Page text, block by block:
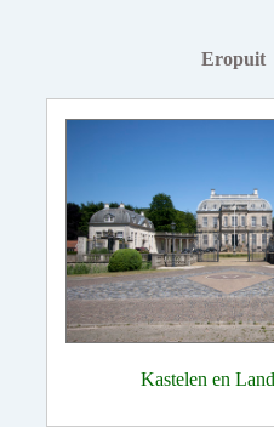
Eropuit
Kastelen en